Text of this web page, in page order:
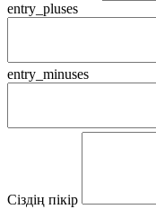
entry_pluses
entry_minuses
Сіздің пікір